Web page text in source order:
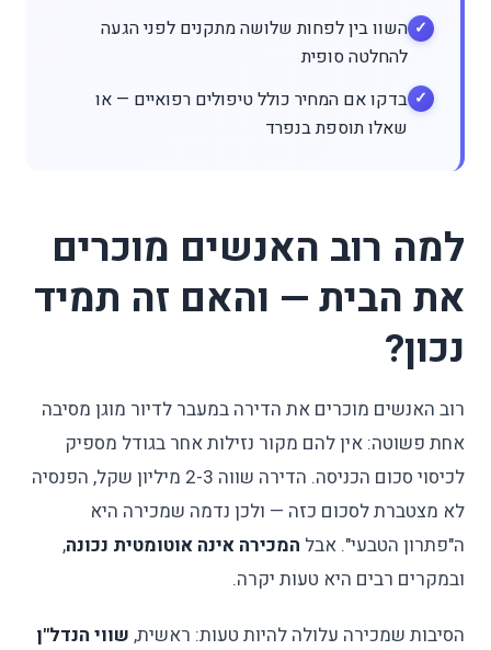
השוו בין לפחות שלושה מתקנים לפני הגעה
להחלטה סופית
בדקו אם המחיר כולל טיפולים רפואיים — או
שאלו תוספת בנפרד
למה רוב האנשים מוכרים
את הבית — והאם זה תמיד
נכון?
רוב האנשים מוכרים את הדירה במעבר לדיור מוגן מסיבה
אחת פשוטה: אין להם מקור נזילות אחר בגודל מספיק
לכיסוי סכום הכניסה. הדירה שווה 2-3 מיליון שקל, הפנסיה
לא מצטברת לסכום כזה — ולכן נדמה שמכירה היא
ה"פתרון הטבעי". אבל המכירה אינה אוטומטית נכונה,
ובמקרים רבים היא טעות יקרה.
הסיבות שמכירה עלולה להיות טעות: ראשית, שווי הנדל"ן